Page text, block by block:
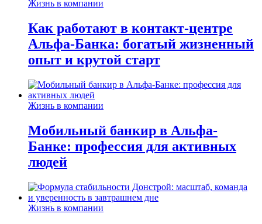
Жизнь в компании
Как работают в контакт-центре
Альфа-Банка: богатый жизненный
опыт и крутой старт
Жизнь в компании
Мобильный банкир в Альфа-
Банке: профессия для активных
людей
Жизнь в компании